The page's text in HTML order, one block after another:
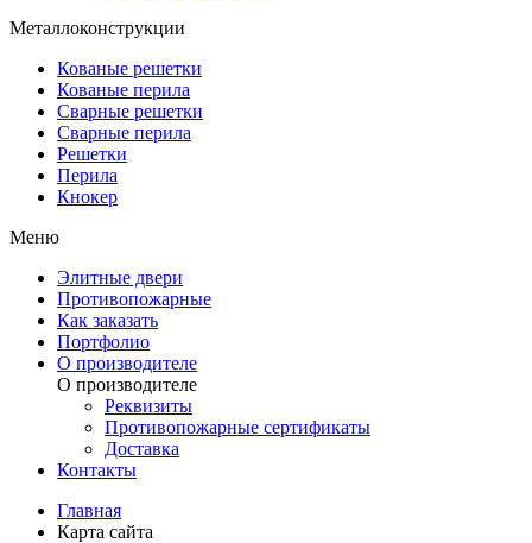
Металлоконструкции
Кованые решетки
Кованые перила
Сварные решетки
Сварные перила
Решетки
Перила
Кнокер
Меню
Элитные двери
Противопожарные
Как заказать
Портфолио
О производителе
О производителе
Реквизиты
Противопожарные сертификаты
Доставка
Контакты
Главная
Карта сайта